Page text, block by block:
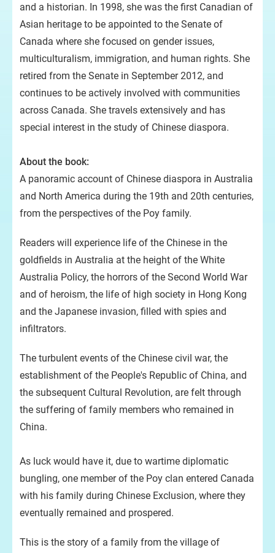
and a historian. In 1998, she was the first Canadian of
Asian heritage to be appointed to the Senate of
Canada where she focused on gender issues,
multiculturalism, immigration, and human rights. She
retired from the Senate in September 2012, and
continues to be actively involved with communities
across Canada. She travels extensively and has
special interest in the study of Chinese diaspora.
About the book:
A panoramic account of Chinese diaspora in Australia
and North America during the 19th and 20th centuries,
from the perspectives of the Poy family.
Readers will experience life of the Chinese in the
goldfields in Australia at the height of the White
Australia Policy, the horrors of the Second World War
and of heroism, the life of high society in Hong Kong
and the Japanese invasion, filled with spies and
infiltrators.
The turbulent events of the Chinese civil war, the
establishment of the People's Republic of China, and
the subsequent Cultural Revolution, are felt through
the suffering of family members who remained in
China.
As luck would have it, due to wartime diplomatic
bungling, one member of the Poy clan entered Canada
with his family during Chinese Exclusion, where they
eventually remained and prospered.
This is the story of a family from the village of